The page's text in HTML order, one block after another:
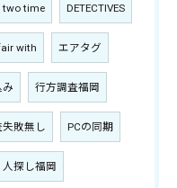
two time DETECTIVES
with エアタグ
み 行方調査福岡
失敗無し PCの同期
人探し福岡